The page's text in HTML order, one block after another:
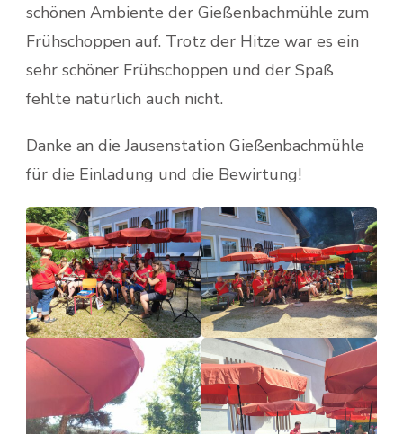
schönen Ambiente der Gießenbachmühle zum
Frühschoppen auf. Trotz der Hitze war es ein
sehr schöner Frühschoppen und der Spaß
fehlte natürlich auch nicht.
Danke an die Jausenstation Gießenbachmühle
für die Einladung und die Bewirtung!